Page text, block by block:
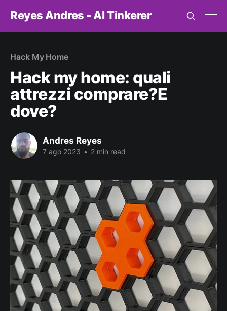
Reyes Andres - AI Tinkerer
Hack My Home
Hack my home: quali
attrezzi comprare?E
dove?
Andres Reyes
7 ago 2023 • 2 min read